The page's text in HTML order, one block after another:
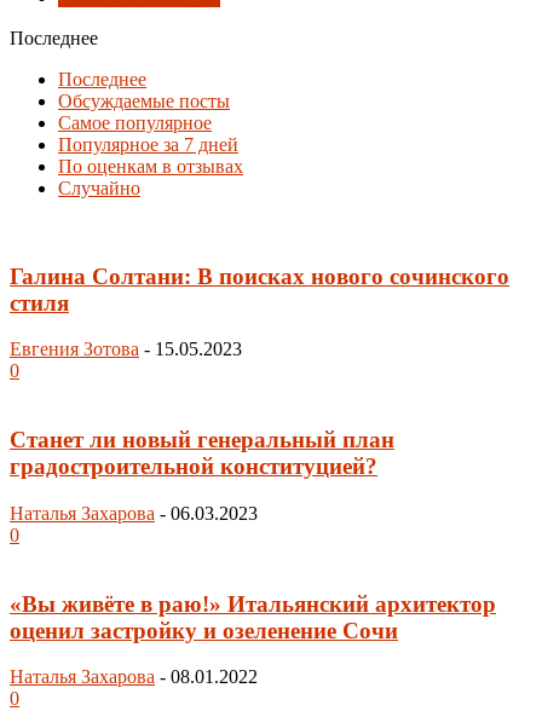
Последнее
Последнее
Обсуждаемые посты
Самое популярное
Популярное за 7 дней
По оценкам в отзывах
Случайно
Галина Солтани: В поисках нового сочинского
стиля
Евгения Зотова - 15.05.2023
0
Станет ли новый генеральный план
градостроительной конституцией?
Наталья Захарова - 06.03.2023
0
«Вы живёте в раю!» Итальянский архитектор
оценил застройку и озеленение Сочи
Наталья Захарова - 08.01.2022
0